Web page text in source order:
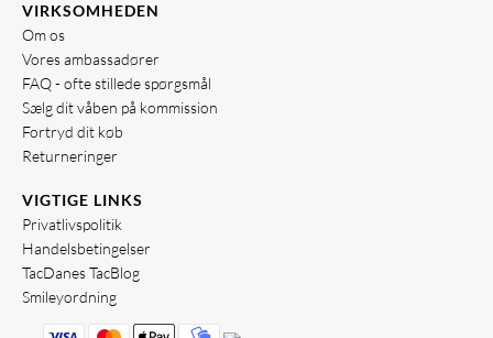
VIRKSOMHEDEN
Om os
Vores ambassadører
FAQ - ofte stillede spørgsmål
Sælg dit våben på kommission
Fortryd dit køb
Returneringer
VIGTIGE LINKS
Privatlivspolitik
Handelsbetingelser
TacDanes TacBlog
Smileyordning